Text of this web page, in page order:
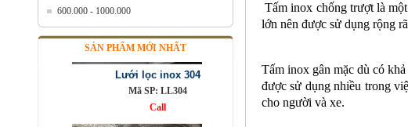
600.000 - 1000.000
SẢN PHẨM MỚI NHẤT
Mã SP: LL304
Call
Tấm inox chống trượt là
lớn nên được sử dụng rộng
Tấm inox gân mặc dù có
được sử dụng nhiều trong
cho người và xe.